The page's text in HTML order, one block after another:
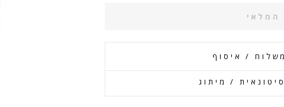
המלאי
/ איסוף
/ מיתוג